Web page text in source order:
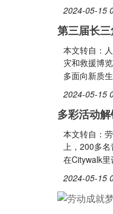
2024-05-15
第三届长
本文转自：
灾和救援博
多面向新质
2024-05-15
多彩活动
本文转自：
上，200多
在Citywalk
2024-05-15